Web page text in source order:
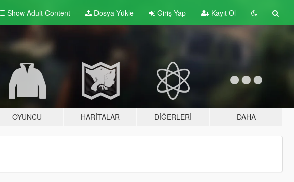
Show Adult Content Dosya Yükle Giriş Yap Kayıt Ol
OYUNCU HARITALAR DIĞERLERI DAHA